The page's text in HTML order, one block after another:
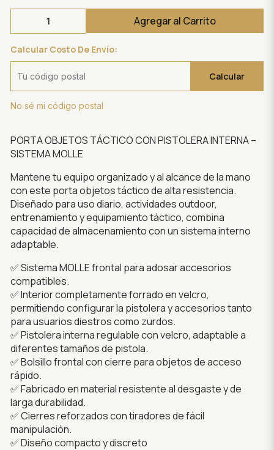
Agregar al Carrito
Calcular Costo De Envío:
Calcular
No sé mi código postal
PORTA OBJETOS TÁCTICO CON PISTOLERA INTERNA –
SISTEMA MOLLE
Mantene tu equipo organizado y al alcance de la mano
con este porta objetos táctico de alta resistencia.
Diseñado para uso diario, actividades outdoor,
entrenamiento y equipamiento táctico, combina
capacidad de almacenamiento con un sistema interno
adaptable.
✅ Sistema MOLLE frontal para adosar accesorios
compatibles.
✅ Interior completamente forrado en velcro,
permitiendo configurar la pistolera y accesorios tanto
para usuarios diestros como zurdos.
✅ Pistolera interna regulable con velcro, adaptable a
diferentes tamaños de pistola.
✅ Bolsillo frontal con cierre para objetos de acceso
rápido.
✅ Fabricado en material resistente al desgaste y de
larga durabilidad.
✅ Cierres reforzados con tiradores de fácil
manipulación.
✅ Diseño compacto y discreto